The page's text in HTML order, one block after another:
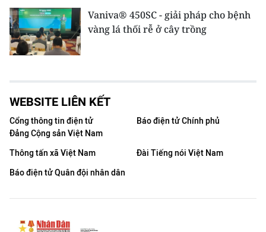
Vaniva® 450SC - giải pháp cho bệnh
vàng lá thối rễ ở cây trồng
WEBSITE LIÊN KẾT
Cổng thông tin điện tử
Đảng Cộng sản Việt Nam
Báo điện tử Chính phủ
Thông tấn xã Việt Nam
Đài Tiếng nói Việt Nam
Báo điện tử Quân đội nhân dân